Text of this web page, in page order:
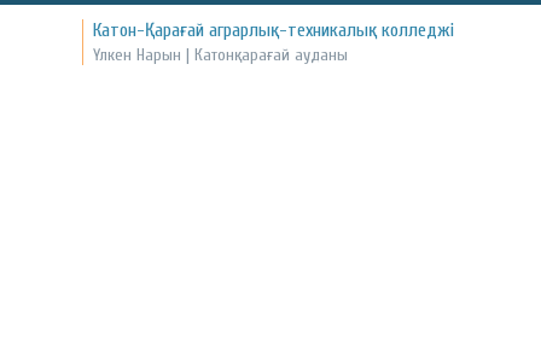
Катон-Қарағай аграрлық-техникалық колледжі
Үлкен Нарын | Катонқарағай ауданы